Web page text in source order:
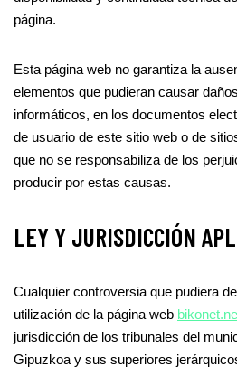
página.
Esta página web no garantiza la
elementos que pudieran causar
informáticos, en los documentos
de usuario de este sitio web o de
que no se responsabiliza de los
producir por estas causas.
LEY Y JURISDICCIÓN
Cualquier controversia que pudiera
utilización de la página web
jurisdicción de los tribunales del
Gipuzkoa y sus superiores